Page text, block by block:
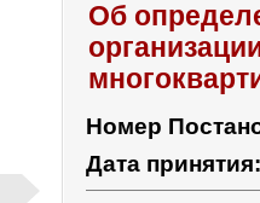
Об
Номер
Дата